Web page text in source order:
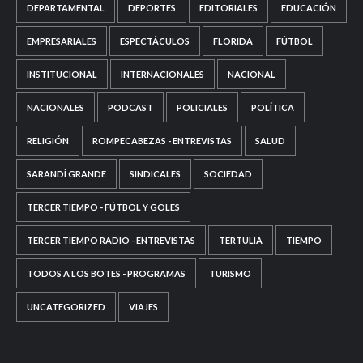
DEPARTAMENTAL DEPORTES EDITORIALES EDUCACIÓN
EMPRESARIALES ESPECTÁCULOS FLORIDA FÚTBOL
INSTITUCIONAL INTERNACIONALES NACIONAL
NACIONALES PODCAST POLICIALES POLÍTICA
RELIGIÓN ROMPECABEZAS - ENTREVISTAS SALUD
SARANDÍ GRANDE SINDICALES SOCIEDAD
TERCER TIEMPO - FÚTBOL Y GOLES
TERCER TIEMPO RADIO - ENTREVISTAS TERTULIA TIEMPO
TODOS A LOS BOTES - PROGRAMAS TURISMO
UNCATEGORIZED VIAJES